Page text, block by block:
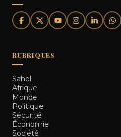
RUBRIQUES
Sahel
Afrique
Monde
Politique
Sécurité
Économie
Société